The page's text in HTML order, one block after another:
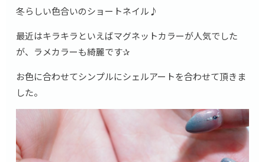
冬らしい色合いのショートネイル♪
最近はキラキラといえばマグネットカラーが人気でした
が、ラメカラーも綺麗です✰
お色に合わせてシンプルにシェルアートを合わせて頂きま
した。